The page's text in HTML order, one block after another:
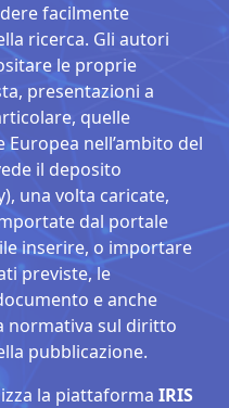
facilmente
ricerca. Gli autori
le proprie
presentazioni a
quelle
nell’ambito del
il deposito
una volta caricate,
dal portale
inserire, o importare
previste, le
e anche
normativa sul diritto
pubblicazione.
la piattaforma IRIS